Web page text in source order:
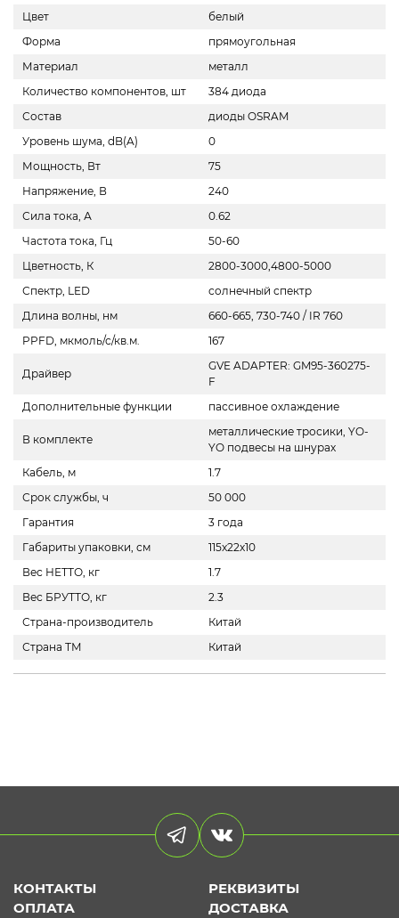
Цвет
белый
Форма
прямоугольная
Материал
металл
Количество компонентов, шт
384 диода
Состав
диоды OSRAM
Уровень шума, dB(A)
0
Мощность, Вт
75
Напряжение, В
240
Сила тока, А
0.62
Частота тока, Гц
50-60
Цветность, К
2800-3000,4800-5000
Спектр, LED
солнечный спектр
Длина волны, нм
660-665, 730-740 / IR 760
PPFD, мкмоль/с/кв.м.
167
Драйвер
GVE ADAPTER: GM95-360275-
F
Дополнительные функции
пассивное охлаждение
В комплекте
металлические тросики, YO-
YO подвесы на шнурах
Кабель, м
1.7
Срок службы, ч
50 000
Гарантия
3 года
Габариты упаковки, см
115x22х10
Вес НЕТТО, кг
1.7
Вес БРУТТО, кг
2.3
Страна-производитель
Китай
Страна ТМ
Китай
КОНТАКТЫ
РЕКВИЗИТЫ
ОПЛАТА
ДОСТАВКА